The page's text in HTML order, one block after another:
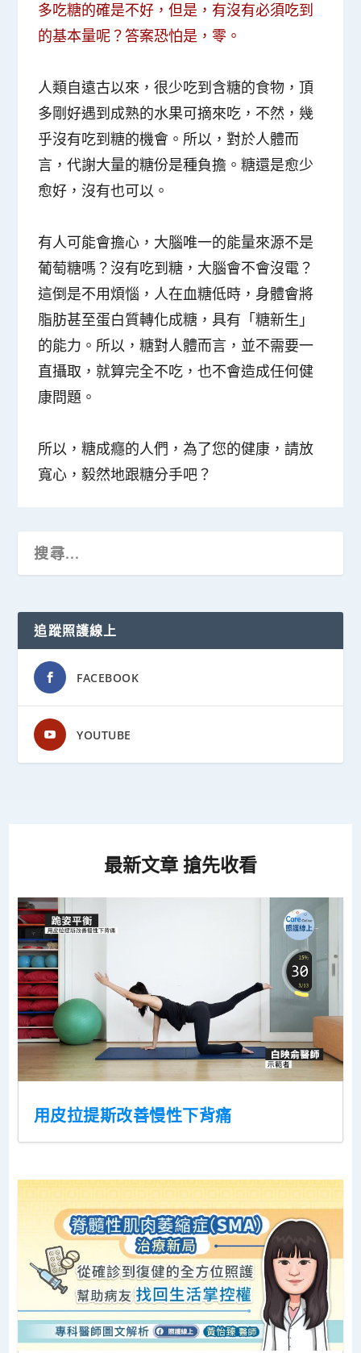
多吃糖的確是不好，但是，有沒有必須吃到
的基本量呢？答案恐怕是，零。
人類自遠古以來，很少吃到含糖的食物，頂
多剛好遇到成熟的水果可摘來吃，不然，幾
乎沒有吃到糖的機會。所以，對於人體而
言，代謝大量的糖份是種負擔。糖還是愈少
愈好，沒有也可以。
有人可能會擔心，大腦唯一的能量來源不是
葡萄糖嗎？沒有吃到糖，大腦會不會沒電？
這倒是不用煩惱，人在血糖低時，身體會將
脂肪甚至蛋白質轉化成糖，具有「糖新生」
的能力。所以，糖對人體而言，並不需要一
直攝取，就算完全不吃，也不會造成任何健
康問題。
所以，糖成癮的人們，為了您的健康，請放
寬心，毅然地跟糖分手吧？
追蹤照護線上
FACEBOOK
YOUTUBE
最新文章 搶先收看
用皮拉提斯改善慢性下背痛